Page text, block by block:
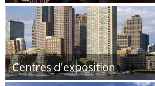
Centres d'exposition